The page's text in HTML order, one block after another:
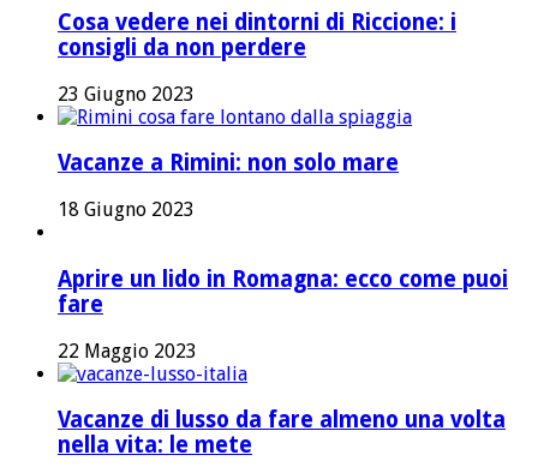
Cosa vedere nei dintorni di Riccione: i
consigli da non perdere
23 Giugno 2023
Vacanze a Rimini: non solo mare
18 Giugno 2023
Aprire un lido in Romagna: ecco come puoi
fare
22 Maggio 2023
Vacanze di lusso da fare almeno una volta
nella vita: le mete